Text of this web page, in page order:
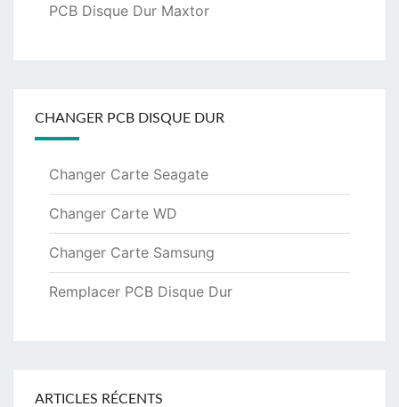
PCB Disque Dur Maxtor
CHANGER PCB DISQUE DUR
Changer Carte Seagate
Changer Carte WD
Changer Carte Samsung
Remplacer PCB Disque Dur
ARTICLES RÉCENTS